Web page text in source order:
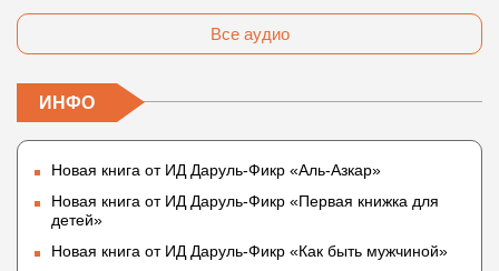
Все аудио
ИНФО
Новая книга от ИД Даруль-Фикр «Аль-Азкар»
Новая книга от ИД Даруль-Фикр «Первая книжка для
детей»
Новая книга от ИД Даруль-Фикр «Как быть мужчиной»